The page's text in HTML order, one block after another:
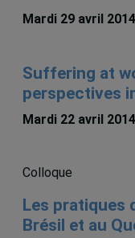
Mardi 29 avril
Suffering at
perspectives
Mardi 22 avril
Colloque
Les pratiques
Brésil et au